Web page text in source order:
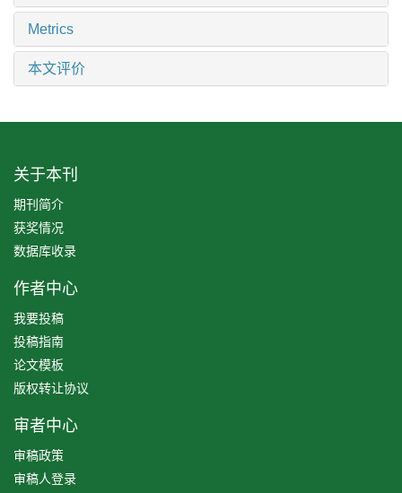
Metrics
本文评价
关于本刊
期刊简介
获奖情况
数据库收录
作者中心
我要投稿
投稿指南
论文模板
版权转让协议
审者中心
审稿政策
审稿人登录